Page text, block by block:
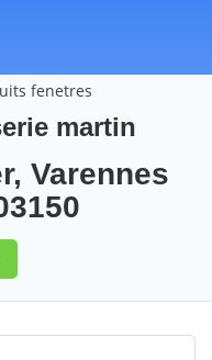
fenetres
martin
Varennes